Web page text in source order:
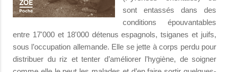
sont entassés dans des
conditions épouvantables
entre 17'000 et 18'000 détenus espagnols, tsiganes et juifs,
sous l’occupation allemande. Elle se jette à corps perdu pour
distribuer du riz et tenter d’améliorer l’hygiène, de soigner